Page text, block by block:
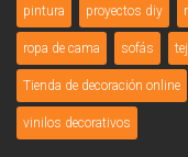
pintura proyectos diy
ropa de cama sofás
Tienda de decoración online
vinilos decorativos